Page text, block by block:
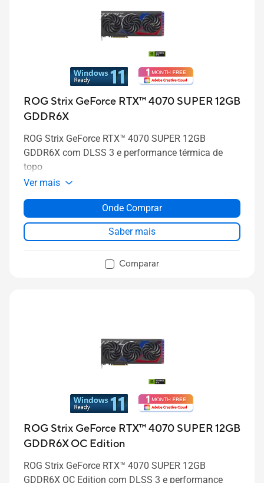
ROG Strix GeForce RTX™ 4070 SUPER 12GB
GDDR6X
ROG Strix GeForce RTX™ 4070 SUPER 12GB
GDDR6X com DLSS 3 e performance térmica de
topo
Ver mais
Onde Comprar
Saber mais
Comparar
ROG Strix GeForce RTX™ 4070 SUPER 12GB
GDDR6X OC Edition
ROG Strix GeForce RTX™ 4070 SUPER 12GB
GDDR6X OC Edition com DLSS 3 e performance